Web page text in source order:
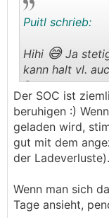
Puitl schrieb:
Hihi 😅Ja
kann halt vl.
Strommessung
Deswegen
Stillstand auf
Mindest-SOC
ins Minus, dann
Der SOC ist
beruhigen :)
geladen wird,
gut mit dem
der Ladeverluste).
Wenn man sich
Tage ansieht,